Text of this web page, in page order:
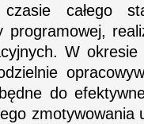
całego
programowej,
W
do
zmotywowania